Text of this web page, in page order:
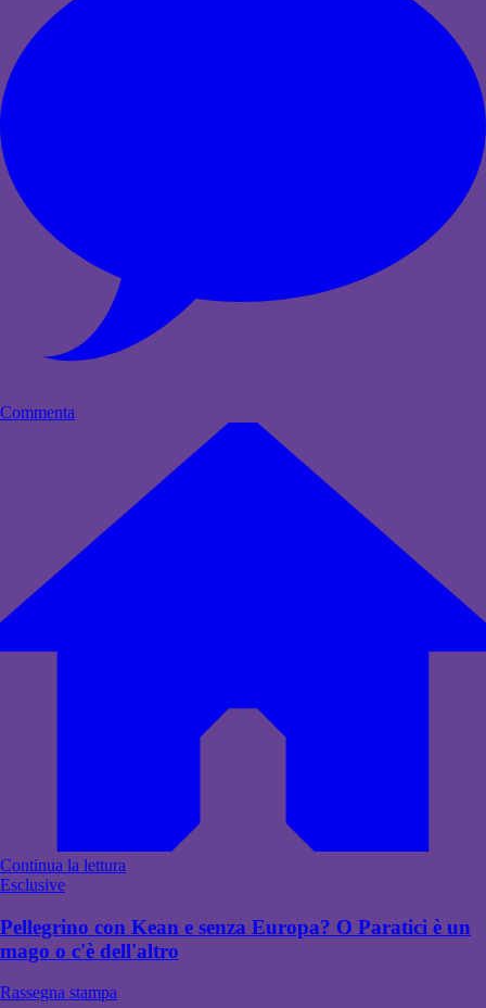
Commenta
Continua la lettura
Esclusive
Pellegrino con Kean e senza Europa? O Paratici è un
mago o c'è dell'altro
Rassegna stampa